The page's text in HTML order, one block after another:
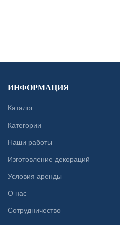
ИНФОРМАЦИЯ
Каталог
Категории
Наши работы
Изготовление декораций
Условия аренды
О нас
Сотрудничество